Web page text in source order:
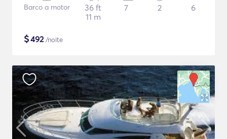
Barco a motor
36 ft
11 m
7 2 6
$492/noite